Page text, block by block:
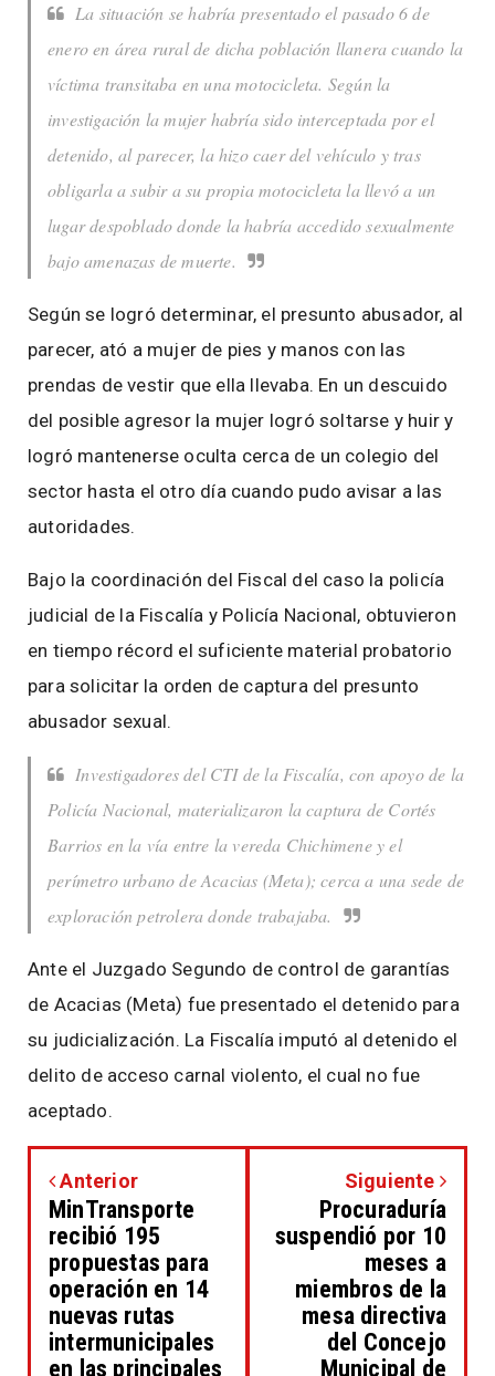
La situación se habría presentado el pasado 6 de
enero en área rural de dicha población llanera cuando la
víctima transitaba en una motocicleta. Según la
investigación la mujer habría sido interceptada por el
detenido, al parecer, la hizo caer del vehículo y tras
obligarla a subir a su propia motocicleta la llevó a un
lugar despoblado donde la habría accedido sexualmente
bajo amenazas de muerte.
Según se logró determinar, el presunto abusador, al
parecer, ató a mujer de pies y manos con las
prendas de vestir que ella llevaba. En un descuido
del posible agresor la mujer logró soltarse y huir y
logró mantenerse oculta cerca de un colegio del
sector hasta el otro día cuando pudo avisar a las
autoridades.
Bajo la coordinación del Fiscal del caso la policía
judicial de la Fiscalía y Policía Nacional, obtuvieron
en tiempo récord el suficiente material probatorio
para solicitar la orden de captura del presunto
abusador sexual.
Investigadores del CTI de la Fiscalía, con apoyo de la
Policía Nacional, materializaron la captura de Cortés
Barrios en la vía entre la vereda Chichimene y el
perímetro urbano de Acacias (Meta); cerca a una sede de
exploración petrolera donde trabajaba.
Ante el Juzgado Segundo de control de garantías
de Acacias (Meta) fue presentado el detenido para
su judicialización. La Fiscalía imputó al detenido el
delito de acceso carnal violento, el cual no fue
aceptado.
Anterior
MinTransporte
recibió 195
propuestas para
operación en 14
nuevas rutas
intermunicipales
en las principales
Siguiente
Procuraduría
suspendió por 10
meses a
miembros de la
mesa directiva
del Concejo
Municipal de